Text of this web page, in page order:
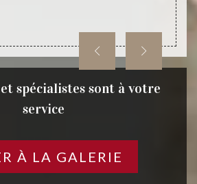
spécialistes sont à votre
service
À LA GALERIE